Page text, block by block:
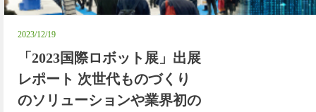
2023/12/19
「2023国際ロボット展」出展
レポート 次世代ものづくり
のソリューションや業界初の